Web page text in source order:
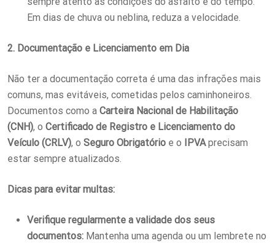
Em dias de chuva ou neblina, reduza a velocidade.
2. Documentação e Licenciamento em Dia
Não ter a documentação correta é uma das infrações mais
comuns, mas evitáveis, cometidas pelos caminhoneiros.
Documentos como a Carteira Nacional de Habilitação
(CNH), o Certificado de Registro e Licenciamento do
Veículo (CRLV), o Seguro Obrigatório e o IPVAprecisam
estar sempre atualizados.
Dicas para evitar multas:
Verifique regularmente a validade dos seus
documentos: Mantenha uma agenda ou um lembrete no